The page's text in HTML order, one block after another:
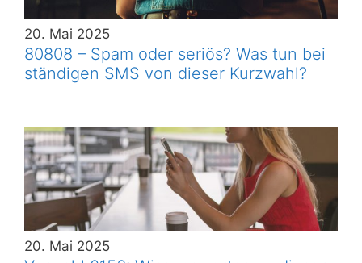
20. Mai 2025
80808 – Spam oder seriös? Was tun bei
ständigen SMS von dieser Kurzwahl?
20. Mai 2025